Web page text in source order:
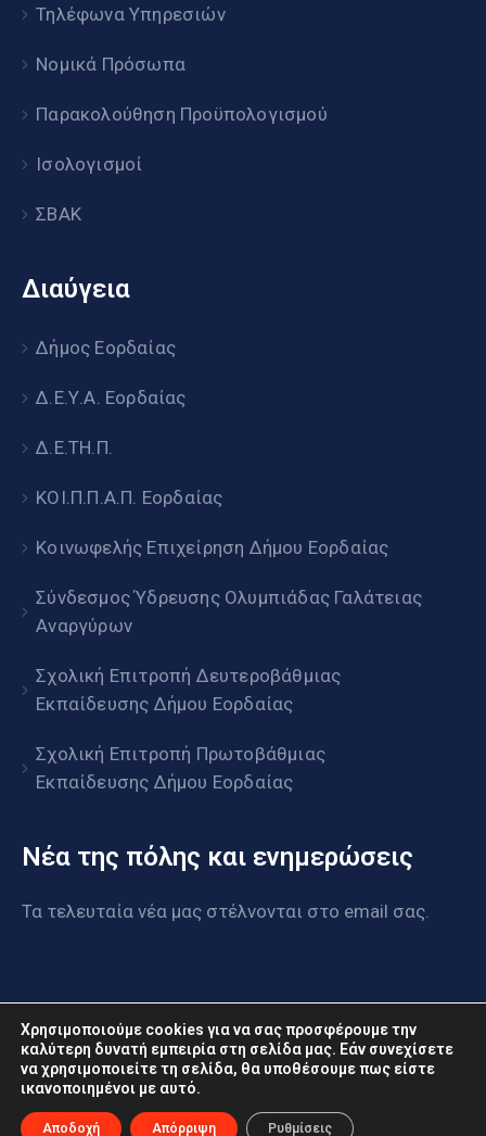
Τηλέφωνα Υπηρεσιών
Νομικά Πρόσωπα
Παρακολούθηση Προϋπολογισμού
Ισολογισμοί
ΣΒΑΚ
Διαύγεια
Δήμος Εορδαίας
Δ.Ε.Υ.Α. Εορδαίας
Δ.Ε.ΤΗ.Π.
ΚΟΙ.Π.Π.Α.Π. Εορδαίας
Κοινωφελής Επιχείρηση Δήμου Εορδαίας
Σύνδεσμος Ύδρευσης Ολυμπιάδας Γαλάτειας
Αναργύρων
Σχολική Επιτροπή Δευτεροβάθμιας
Εκπαίδευσης Δήμου Εορδαίας
Σχολική Επιτροπή Πρωτοβάθμιας
Εκπαίδευσης Δήμου Εορδαίας
Νέα της πόλης και ενημερώσεις
Τα τελευταία νέα μας στέλνονται στο email σας.
www.eordaia.gov.gr © 2022. Με επιφύλαξη παντός
δικαιώματος
Χρησιμοποιούμε cookies για να σας προσφέρουμε την
καλύτερη δυνατή εμπειρία στη σελίδα μας. Εάν συνεχίσετε
να χρησιμοποιείτε τη σελίδα, θα υποθέσουμε πως είστε
ικανοποιημένοι με αυτό.
Αποδοχή Απόρριψη Ρυθμίσεις